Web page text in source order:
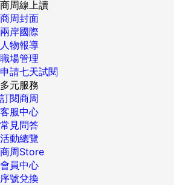
商周線上讀
商周封面
兩岸國際
人物報導
職場管理
申請七天試閱
多元服務
訂閱商周
客服中心
常見問答
活動總覽
商周Store
會員中心
序號兌換